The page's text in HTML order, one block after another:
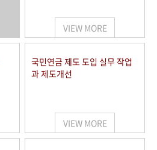
VIEW MORE
국민연금 제도 도입 실무 작업
과 제도개선
VIEW MORE